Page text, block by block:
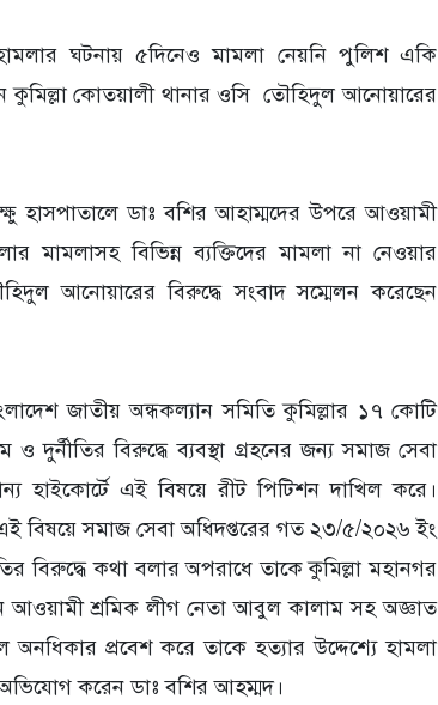
ঘটনায় ৫দিনেও মামলা নেয়নি পুলিশ একি
কুমিল্লা কোতয়ালী থানার ওসি তৌহিদুল আনোয়ারের
হাসপাতালে ডাঃ বশির আহাম্মদের উপরে আওয়ামী
বিভিন্ন ব্যক্তিদের মামলা না নেওয়ার
আনোয়ারের বিরুদ্ধে সংবাদ সম্মেলন করেছেন
জাতীয় অন্ধকল্যান সমিতি কুমিল্লার ১৭ কোটি
বিরুদ্ধে ব্যবস্থা গ্রহনের জন্য সমাজ সেবা
হাইকোর্টে এই বিষয়ে রীট পিটিশন দাখিল করে।
বিষয়ে সমাজ সেবা অধিদপ্তরের গত ২৩/৫/২০২৬ ইং
বিরুদ্ধে কথা বলার অপরাধে তাকে কুমিল্লা মহানগর
আওয়ামী শ্রমিক লীগ নেতা আবুল কালাম সহ অজ্ঞাত
প্রবেশ করে তাকে হত্যার উদ্দেশ্যে হামলা
অভিযোগ করেন ডাঃ বশির আহম্মদ।